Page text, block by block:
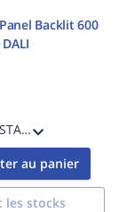
Backlit 600
Dalle lumineuse à LED START Panel Technologie Backlit (rétroéclairée) 600x600 - UGR19 - 30W - 3800lm - IRC80 - 3000K - Version DALI
au panier
les stocks